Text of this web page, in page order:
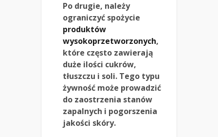
Po drugie, należy
ograniczyć spożycie
produktów
wysokoprzetworzonych,
które często zawierają
duże ilości cukrów,
tłuszczu i soli. Tego typu
żywność może prowadzić
do zaostrzenia stanów
zapalnych i pogorszenia
jakości skóry.